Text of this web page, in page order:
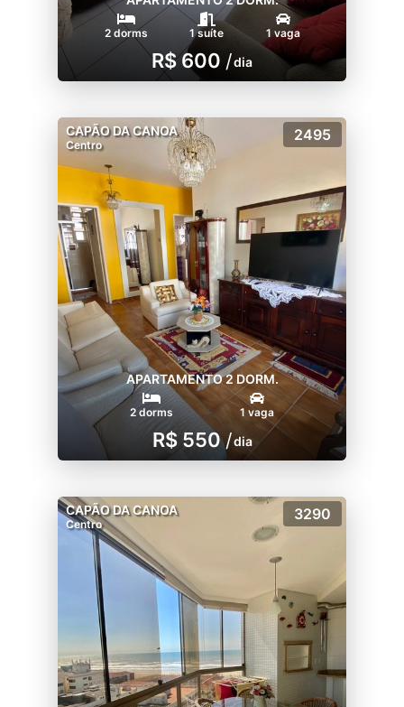
2 dorms 1 suíte 1 vaga
R$ 600 /dia
CAPÃO DA CANOA
Centro
2495
APARTAMENTO 2 DORM.
2 dorms 1 vaga
R$ 550 /dia
CAPÃO DA CANOA
Centro
3290